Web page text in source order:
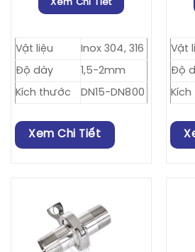
Xem Chi Tiết
Vật liệu
Inox 304, 316
Độ dày
1,5-2mm
Kích thước
DN15-DN800
Xem Chi Tiết
Vật
Độ